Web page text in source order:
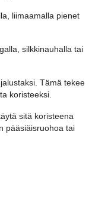
liimaamalla pienet
silkkinauhalla tai
Tämä tekee
koristeeksi.
sitä koristeena
pääsiäisruohoa tai